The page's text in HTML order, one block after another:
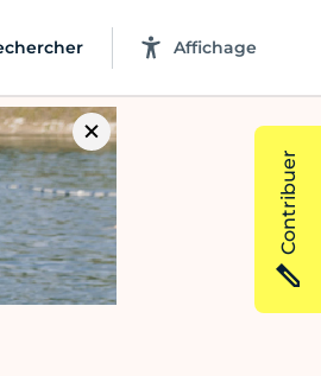
Affichage
Contribuer